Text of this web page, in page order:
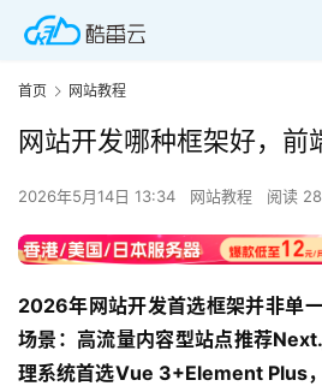
首页 网站教程
网站开发哪种框架好，前
2026年5月14日 13:34 网站教程 阅读
2026年网站开发首选框架并非单
场景：高流量内容型站点推荐
理系统首选Vue 3+Element Plus